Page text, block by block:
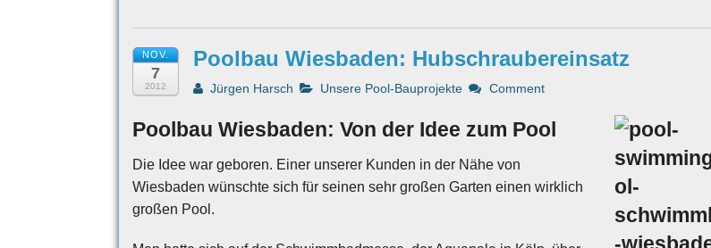
NOV.
7
2012
Poolbau Wiesbaden: Hubschraubereinsatz
Jürgen Harsch Unsere Pool-Bauprojekte Comment
Poolbau Wiesbaden: Von der Idee zum Pool
Die Idee war geboren. Einer unserer Kunden in der Nähe von
Wiesbaden wünschte sich für seinen sehr großen Garten einen wirklich
großen Pool.